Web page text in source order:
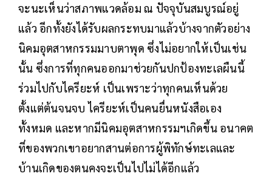
จะนะเห็นว่าสภาพแวดล้อม ณ ปัจจุบันสมบูรณ์อยู่
แล้ว อีกทั้งยังได้รับผลกระทบมาแล้วบ้างจากตัวอย่าง
นิคมอุตสาหกรรมมาบตาพุด ซึ่งไม่อยากให้เป็นเช่น
นั้น ซึ่งการที่ทุกคนออกมาช่วยกันปกป้องทะเลผืนนี้
ร่วมไปกับไครียะห์ เป็นเพราะว่าทุกคนเห็นด้วย
ตั้งแต่ต้นจนจบ ไครียะห์เป็นคนยื่นหนังสือเอง
ทั้งหมด และหากมีนิคมอุตสาหกรรมฯเกิดขึ้น อนาคต
ที่ของพวกเขาอยากสานต่อการผู้พิทักษ์ทะเลและ
บ้านเกิดของตนคงจะเป็นไปไม่ได้อีกแล้ว